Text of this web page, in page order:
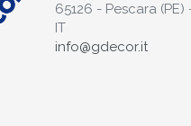
65126 - Pescara (PE)
IT
info@gdecor.it